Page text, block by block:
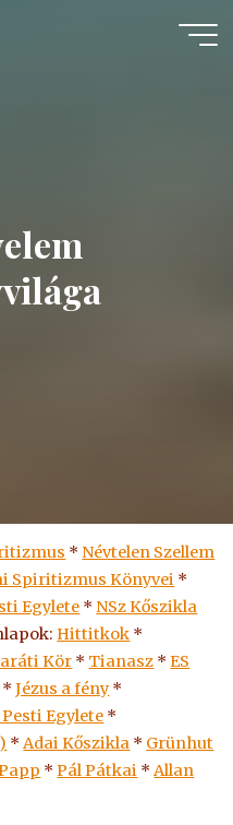
* Névtelen Szellem
Spiritizmus Könyvei *
Egylete * NSz Kőszikla
Hittitkok *
Kör * Tianasz *ES
*Jézus a fény *
Egylete *
*Adai Kőszikla * Grünhut
*Pál Pátkai *Allan